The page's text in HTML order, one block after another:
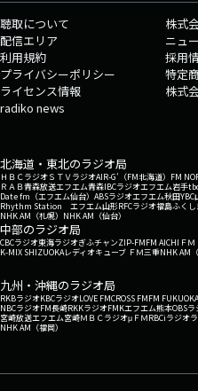
聴取について
配信エリア
利用規約
プライバシーポリシー
ライセンス情報
radiko news
株式
ニュ
採用
特定
株式
北海道・東北のラジオ局
ＨＢＣラジオＳＴＶラジオAIR-G'（FM北海道） FM
ＲＡＢ青森放送エフエム青森IBCラジオエフエム岩手
Date fm（エフエム仙台） ABSラジオエフエム秋田YBC
Rhythm Station エフエム山形RFCラジオ福島ふくし
NHK AM（札幌） NHK AM（仙台）
中部のラジオ局
CBCラジオ東海ラジオぎふチャンZIP-FMFM AICHI Ｆ
K-MIX SHIZUOKAレディオキューブ ＦＭ三重NHK AM
九州・沖縄のラジオ局
RKBラジオKBCラジオLOVE FMCROSS FMFM FUKUOKA
NBCラジオFM長崎RKKラジオFMKエフエム熊本OBSラ
宮崎放送エフエム宮崎ＭＢＣラジオμＦＭRBCiラジオ
NHK AM（福岡）